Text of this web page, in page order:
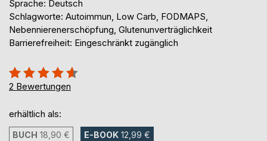
Sprache: Deutsch
Schlagworte: Autoimmun, Low Carb, FODMAPS,
Nebennierenerschöpfung, Glutenunverträglichkeit
Barrierefreiheit: Eingeschränkt zugänglich
Bewertung::
90%
2 Bewertungen
erhältlich als:
BUCH 18,90 € E-BOOK 12,99 €